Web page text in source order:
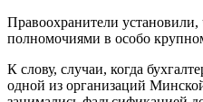
Правоохранители установили,
полномочиями в особо
К слову, случаи, когда
одной из организаций